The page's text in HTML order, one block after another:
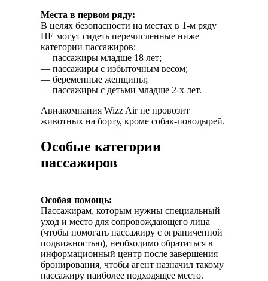
Места в первом ряду:
В целях безопасности на местах в 1-м ряду
НЕ могут сидеть перечисленные ниже
категории пассажиров:
— пассажиры младше 18 лет;
— пассажиры с избыточным весом;
— беременные женщины;
— пассажиры с детьми младше 2-х лет.
Авиакомпания Wizz Air не провозит
животных на борту, кроме собак-поводырей.
Особые категории
пассажиров
Особая помощь:
Пассажирам, которым нужны специальный
уход и место для сопровождающего лица
(чтобы помогать пассажиру с ограниченной
подвижностью), необходимо обратиться в
информационный центр после завершения
бронирования, чтобы агент назначил такому
пассажиру наиболее подходящее место.